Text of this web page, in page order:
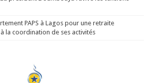
PAPS à Lagos pour une retraite
la coordination de ses activités